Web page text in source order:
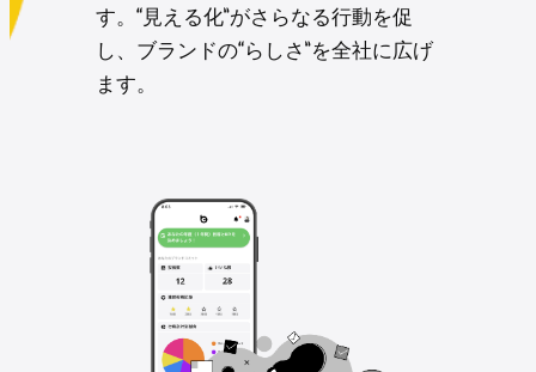
す。“見える化”がさらなる行動を促
し、ブランドの“らしさ”を全社に広げ
ます。